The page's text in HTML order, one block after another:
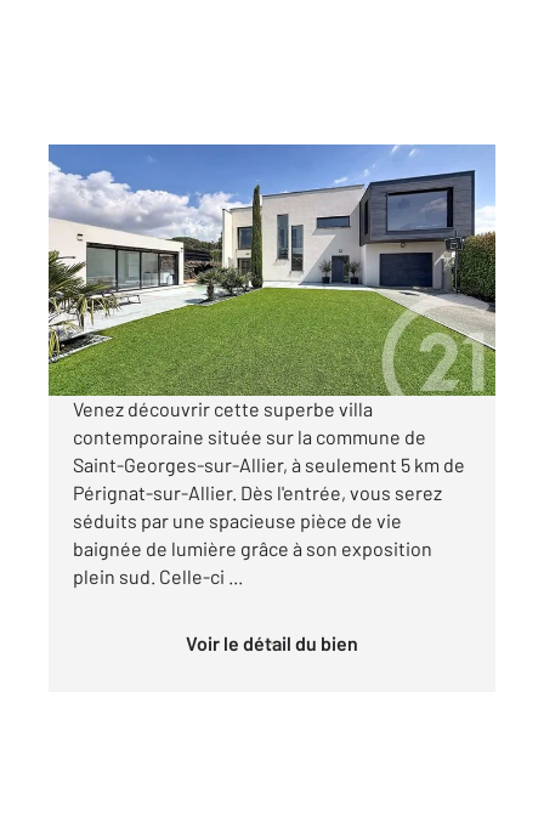
ST GEORGES SUR ALLIER 63
167,27 m2, 7 pièces
Ref : 15508
Maison à vendre
530 000 €
Visiter le site dédié
Venez découvrir cette superbe villa
contemporaine située sur la commune de
Saint-Georges-sur-Allier, à seulement 5 km de
Pérignat-sur-Allier. Dès l'entrée, vous serez
séduits par une spacieuse pièce de vie
baignée de lumière grâce à son exposition
plein sud. Celle-ci ...
Voir le détail du bien